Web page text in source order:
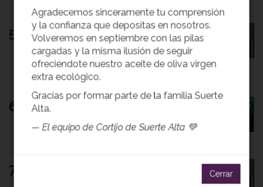
5
Coupage Natural galardonado en
Terraolivo Israel 2025
Coupage Natural galardonado en
Terraolivo (Israel) con Medalla Grand
Prestige ...
6
Marqués de Prado galardonado en
Japan Olive Oil Prize 2025
Marqués de Prado galardonado en Japan
7
Agradecemos sinceramente tu comprensión
y la confianza que depositas en nosotros.
Volveremos en septiembre con las pilas
cargadas y la misma ilusión de seguir
ofreciéndote nuestro aceite de oliva virgen
extra ecológico.
Gracias por formar parte de la familia Suerte
Alta.
— El equipo de Cortijo de Suerte Alta 💚
Cerrar